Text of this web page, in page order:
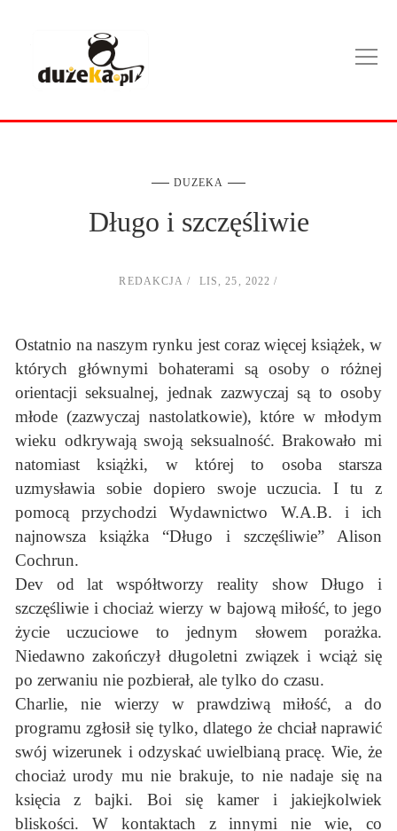
DUZEKA
Długo i szczęśliwie
REDAKCJA LIS, 25, 2022
Ostatnio na naszym rynku jest coraz więcej książek, w
których głównymi bohaterami są osoby o różnej
orientacji seksualnej, jednak zazwyczaj są to osoby
młode (zazwyczaj nastolatkowie), które w młodym
wieku odkrywają swoją seksualność. Brakowało mi
natomiast książki, w której to osoba starsza
uzmysławia sobie dopiero swoje uczucia. I tu z
pomocą przychodzi Wydawnictwo W.A.B. i ich
najnowsza książka “Długo i szczęśliwie” Alison
Cochrun.
Dev od lat współtworzy reality show Długo i
szczęśliwie i chociaż wierzy w bajową miłość, to jego
życie uczuciowe to jednym słowem porażka.
Niedawno zakończył długoletni związek i wciąż się
po zerwaniu nie pozbierał, ale tylko do czasu.
Charlie, nie wierzy w prawdziwą miłość, a do
programu zgłosił się tylko, dlatego że chciał naprawić
swój wizerunek i odzyskać uwielbianą pracę. Wie, że
chociaż urody mu nie brakuje, to nie nadaje się na
księcia z bajki. Boi się kamer i jakiejkolwiek
bliskości. W kontaktach z innymi nie wie, co